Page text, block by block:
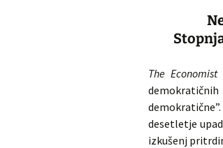
The Economist
desetletje
izkušenj